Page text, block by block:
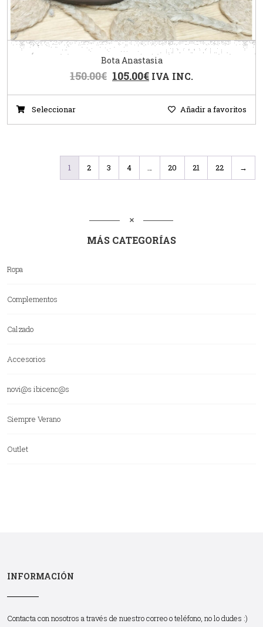
Bota Anastasia
150.00€ 105.00€ IVA INC.
Seleccionar Añadir a favoritos
1 2 3 4 … 20 21 22 →
MÁS CATEGORÍAS
Ropa
Complementos
Calzado
Accesorios
novi@s ibicenc@s
Siempre Verano
Outlet
INFORMACIÓN
Contacta con nosotros a través de nuestro correo o teléfono, no lo dudes :)